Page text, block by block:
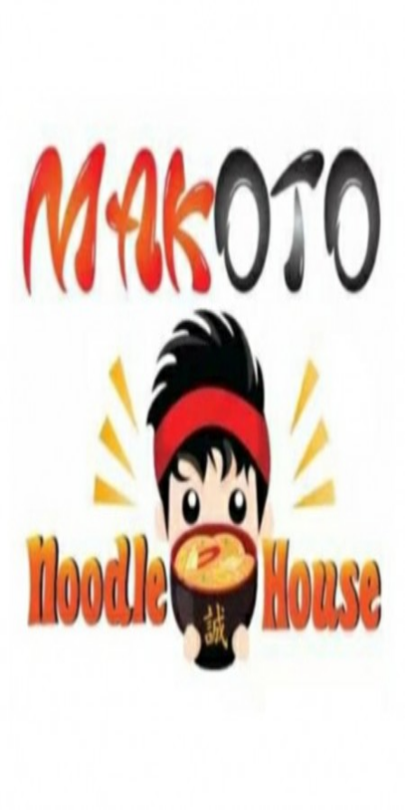
No disponible temporalmente
Este restaurante no está aceptando pedidos en este momento.
Vuelve a intentarlo más tarde, o mientras tanto explora otros
restaurantes cerca de ti.
Ver restaurantes cerca de ti